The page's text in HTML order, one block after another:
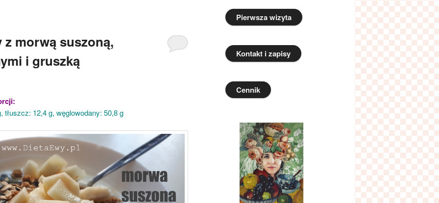
morwą suszoną,
i gruszką
tłuszcz: 12,4 g, węglowodany: 50,8 g
Pierwsza wizyta
Kontakt i zapisy
Cennik